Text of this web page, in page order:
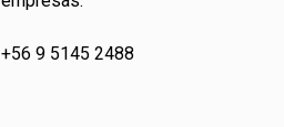
+56 9 5145 2488